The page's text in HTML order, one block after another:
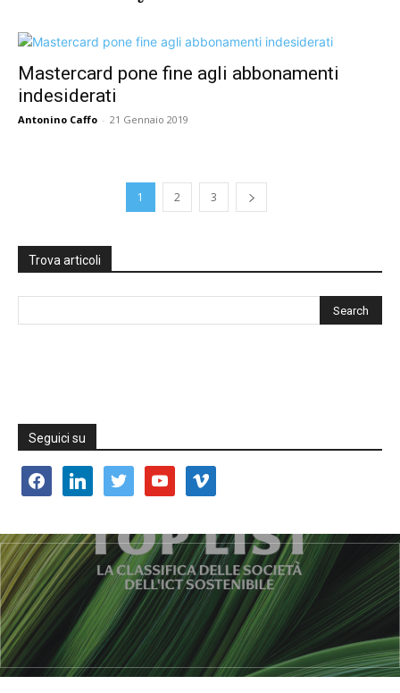
Mastercard pone fine agli abbonamenti
indesiderati
Antonino Caffo - 21 Gennaio 2019
1 2 3
Trova articoli
Seguici su
facebooklinkedin twitter youtube vimeo